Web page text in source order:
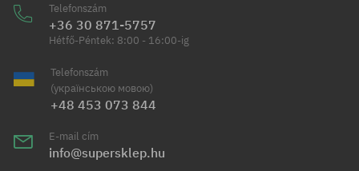
Telefonszám
+36 30 871-5757
Hétfő-Péntek: 8:00 - 16:00-ig
Telefonszám
(українською мовою)
+48 453 073 844
E-mail cím
info@supersklep.hu